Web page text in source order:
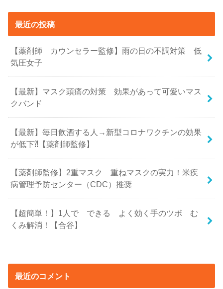
最近の投稿
【薬剤師 カウンセラー監修】雨の日の不調対策 低
気圧女子
【最新】マスク頭痛の対策 効果があって可愛いマス
クバンド
【最新】毎日飲酒する人→新型コロナワクチンの効果
が低下⁈【薬剤師監修】
【薬剤師監修】2重マスク 重ねマスクの実力！米疾
病管理予防センター（CDC）推奨
【超簡単！】1人で できる よく効く手のツボ む
くみ解消！【合谷】
最近のコメント